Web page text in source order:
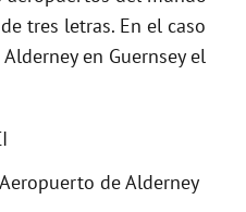
otres letras. En el caso
en Guernsey el
Aeropuerto de Alderney